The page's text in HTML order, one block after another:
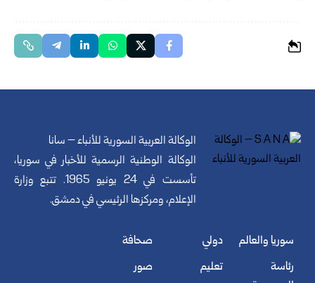
الوكالة العربية السورية للأنباء – سانا
الوكالة الوطنية الرسمية للأخبار في سوريا،
تأسست في 24 يونيو 1965. تتبع وزارة
الإعلام، ومركزها الرئيسي في دمشق.
سوريا والعالم
رئاسة
دولي
تعليم
صحافة
صور